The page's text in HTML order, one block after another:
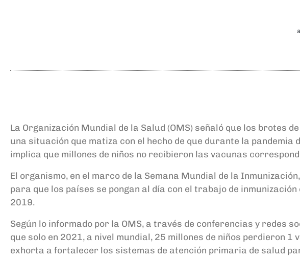
La Organización Mundial de la Salud (OMS) señaló que los brotes
una situación que matiza con el hecho de que durante la
implica que millones de niños no recibieron las vacunas
El organismo, en el marco de la Semana Mundial de la
para que los países se pongan al día con el trabajo de
2019.
Según lo informado por la OMS, a través de conferencias y redes
que solo en 2021, a nivel mundial, 25 millones de niños perdieron
exhorta a fortalecer los sistemas de atención primaria de salud